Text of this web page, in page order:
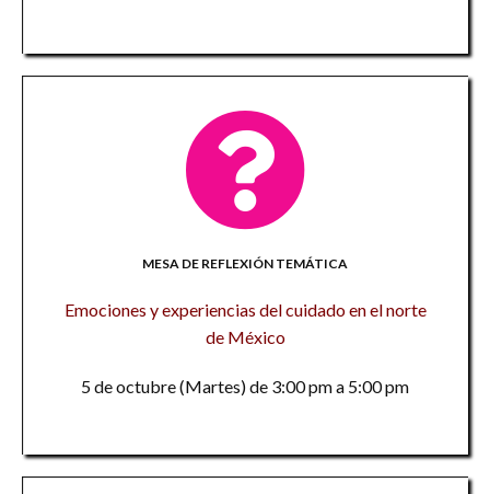
MESA DE REFLEXIÓN TEMÁTICA
Emociones y experiencias del cuidado en el norte
de México
5 de octubre (Martes) de 3:00 pm a 5:00 pm